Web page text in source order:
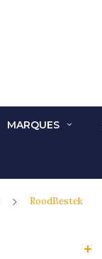
MARQUES
RoodBestek